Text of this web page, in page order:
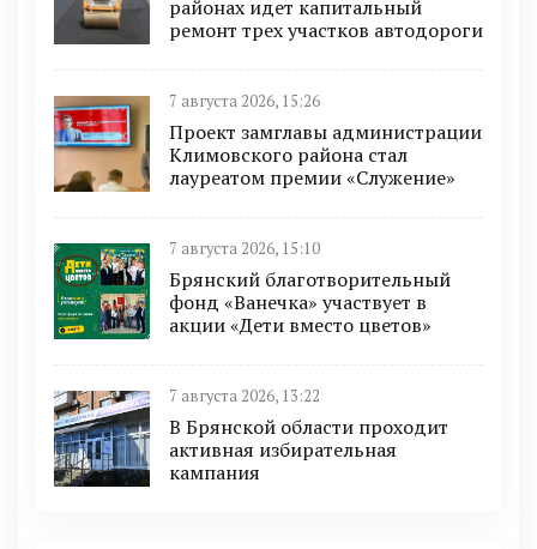
районах идет капитальный
ремонт трех участков автодороги
7 августа 2026, 15:26
Проект замглавы администрации
Климовского района стал
лауреатом премии «Служение»
7 августа 2026, 15:10
Брянский благотворительный
фонд «Ванечка» участвует в
акции «Дети вместо цветов»
7 августа 2026, 13:22
В Брянской области проходит
активная избирательная
кампания